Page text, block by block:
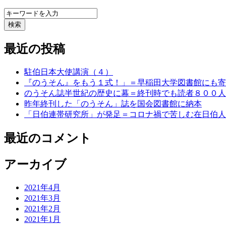
検索
最近の投稿
駐伯日本大使講演（４）
『のうそん』をもう１式！」＝早稲田大学図書館にも
のうそん誌半世紀の歴史に幕＝終刊時でも読者８００人
昨年終刊した「のうそん」誌を国会図書館に納本
「日伯連帯研究所」が発足＝コロナ禍で苦しむ在日伯
最近のコメント
アーカイブ
2021年4月
2021年3月
2021年2月
2021年1月